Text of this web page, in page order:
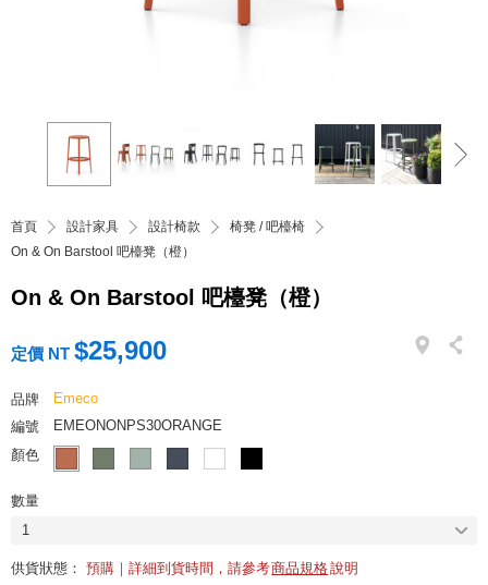
首頁 設計家具 設計椅款
椅凳 / 吧檯椅
On & On Barstool 吧檯凳（橙）
On & On Barstool 吧檯凳（橙）
定價 NT $25,900
品牌
Emeco
編號
EMEONONPS30ORANGE
顏色
數量
1
供貨狀態： 預購｜詳細到貨時間，請參考商品規格說明